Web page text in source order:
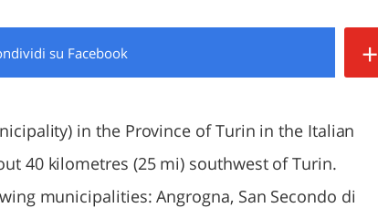
LAZIO SARDEGNA
su Facebook +
in the Province of Turin in the Italian
40 kilometres (25 mi) southwest of Turin.
municipalities: Angrogna, San Secondo di